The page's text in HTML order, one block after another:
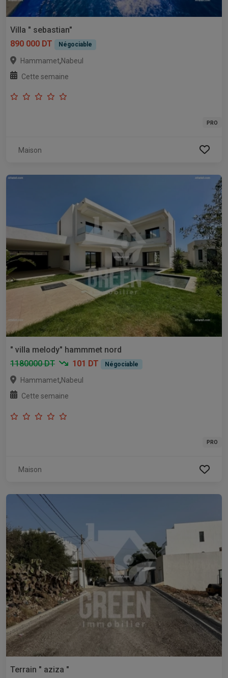
Villa " sebastian"
890 000 DT
Négociable
Hammamet,Nabeul
Cette semaine
PRO
Maison
" villa melody" hammmet nord
1180000 DT
101 DT Négociable
Hammamet,Nabeul
Cette semaine
PRO
Maison
Terrain " aziza "